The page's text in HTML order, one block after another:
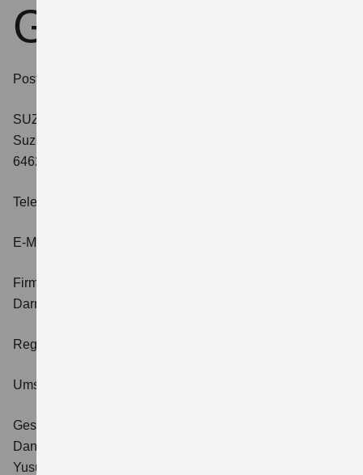
GmbH
Postanschrift:
SUZUKI DEUTSCHLAND GMBH
Suzuki-Allee 7
64625 Bensheim
Telefon:
E-Mail:
Firmensitz und Registergericht:
Darmstadt
Registernummer:
Umsatzsteueridentifikationsnummer:
Geschäftsführer:
Daniel Schnell
Yusuke Kato